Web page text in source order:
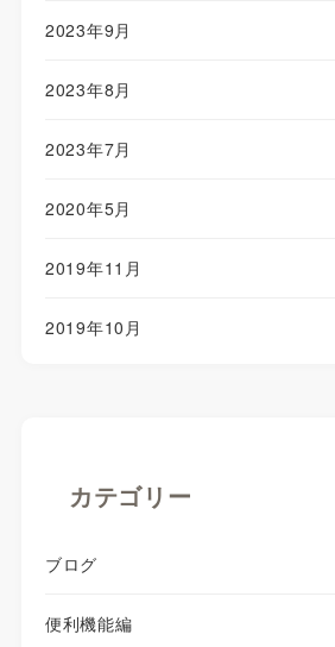
2023年9月
2023年8月
2023年7月
2020年5月
2019年11月
2019年10月
カテゴリー
ブログ
便利機能編